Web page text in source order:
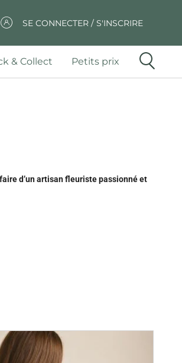
SE CONNECTER / S'INSCRIRE
& Collect Petits prix
d’un artisan fleuriste passionné et